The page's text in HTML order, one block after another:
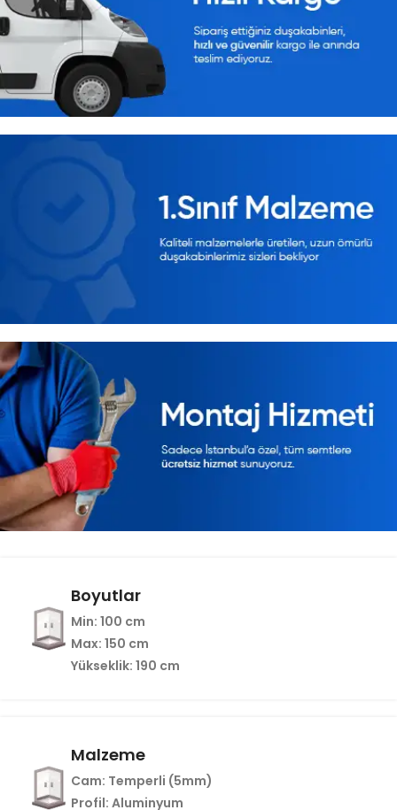
Boyutlar
Min: 100 cm
Max: 150 cm
Yükseklik: 190 cm
Malzeme
Cam: Temperli (5mm)
Profil: Aluminyum